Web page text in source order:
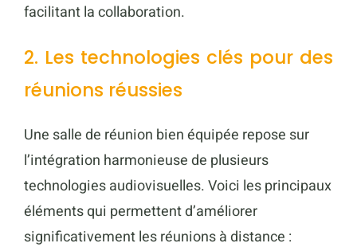
facilitant la collaboration.
2. Les technologies clés pour des
réunions réussies
Une salle de réunion bien équipée repose sur
l’intégration harmonieuse de plusieurs
technologies audiovisuelles. Voici les principaux
éléments qui permettent d’améliorer
significativement les réunions à distance :